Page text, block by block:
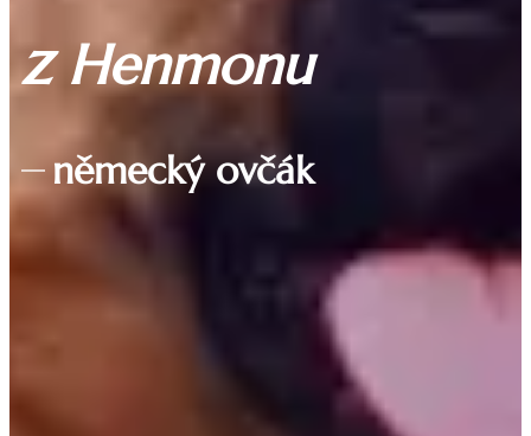
zHenmonu
německý ovčák